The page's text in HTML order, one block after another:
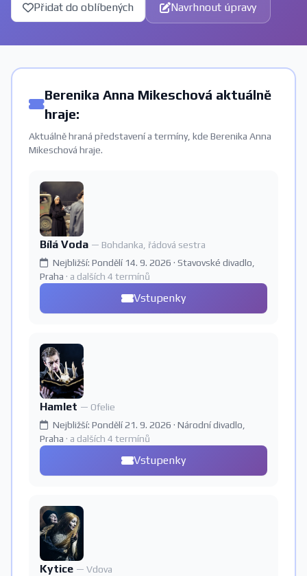
Přidat do oblíbených Navrhnout úpravy
Berenika Anna Mikeschová aktuálně
hraje:
Aktuálně hraná představení a termíny, kde Berenika Anna
Mikeschová hraje.
Bílá Voda — Bohdanka, řádová sestra
Nejbližší: Pondělí 14. 9. 2026 · Stavovské divadlo,
Praha · a dalších 4 termínů
Vstupenky
Hamlet — Ofelie
Nejbližší: Pondělí 21. 9. 2026 · Národní divadlo,
Praha · a dalších 4 termínů
Vstupenky
Kytice — Vdova